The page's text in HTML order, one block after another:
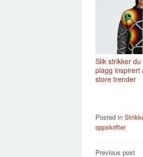
Slik strikker
plagg inspirert
store trender
Posted in
oppskrifter
Post
Previous post